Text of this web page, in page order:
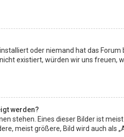
oder niemand hat das
existiert, würden wir uns
werden?
stehen. Eines dieser Bilder ist
meist größere, Bild wird auch als